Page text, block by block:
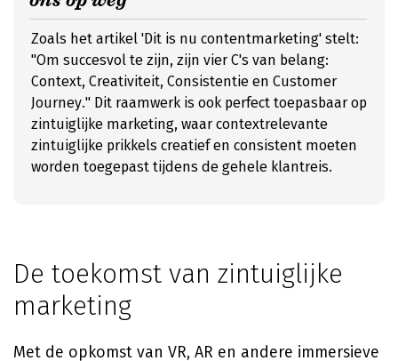
Zoals het artikel 'Dit is nu contentmarketing' stelt:
"Om succesvol te zijn, zijn vier C's van belang:
Context, Creativiteit, Consistentie en Customer
Journey." Dit raamwerk is ook perfect toepasbaar op
zintuiglijke marketing, waar contextrelevante
zintuiglijke prikkels creatief en consistent moeten
worden toegepast tijdens de gehele klantreis.
De toekomst van zintuiglijke
marketing
Met de opkomst van VR, AR en andere immersieve